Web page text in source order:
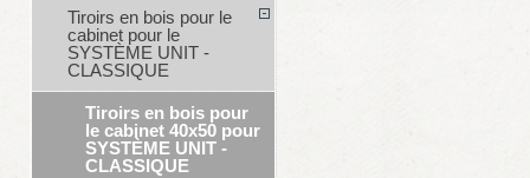
Tiroirs en bois pour le
cabinet pour le
SYSTÈME UNIT -
CLASSIQUE
Tiroirs en bois pour
le cabinet 40x50 pour
SYSTÈME UNIT -
CLASSIQUE